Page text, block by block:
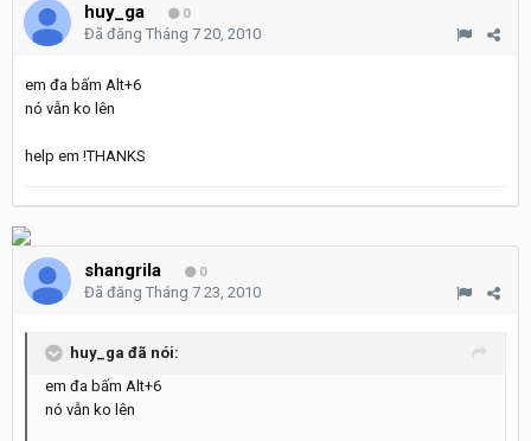
huy_ga 0
Đã đăng Tháng 7 20, 2010
em đa bấm Alt+6
nó vẫn ko lên
help em !THANKS
shangrila 0
Đã đăng Tháng 7 23, 2010
huy_ga đã nói:
em đa bấm Alt+6
nó vẫn ko lên